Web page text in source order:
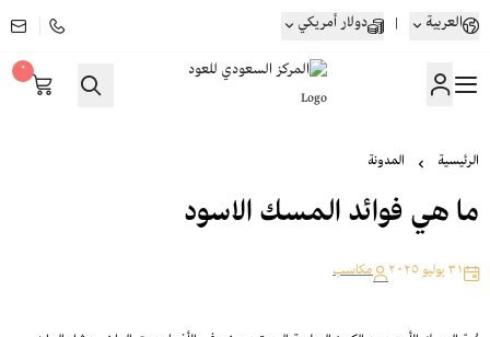
العربية | دولار أمريكي
المركز السعودي للعود
٠
الرئيسية المدونة
ما هي فوائد المسك الاسود
٣١ يوليو ٢٠٢٥ مكاسب